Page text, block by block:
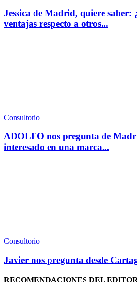
Jessica de Madrid, quiere saber:
ventajas respecto a otros...
Consultorio
ADOLFO nos pregunta de
interesado en una marca...
Consultorio
Javier nos pregunta desde
RECOMENDACIONES DEL EDITOR